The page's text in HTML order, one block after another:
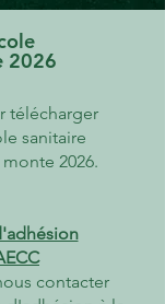
2026
télécharger
sanitaire
2026.
contacter